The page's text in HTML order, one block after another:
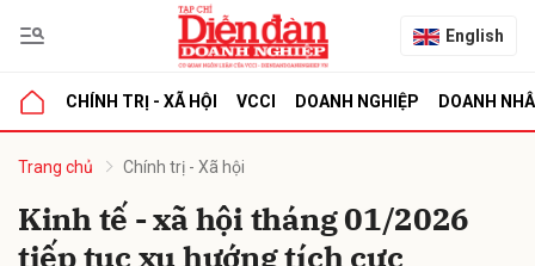
English
CHÍNH TRỊ - XÃ HỘI VCCI DOANH NGHIỆP DOANH
Trang chủ Chính trị - Xã hội
Kinh tế - xã hội tháng 01/2026
tiếp tục xu hướng tích cực
luận